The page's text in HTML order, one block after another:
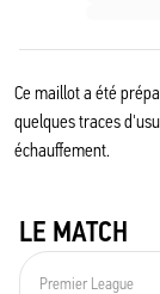
Ce maillot a été
quelques traces
échauffement.
LE MATCH
Premier League